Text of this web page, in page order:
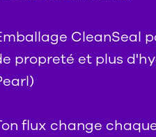
CleanSeal
propreté et plus
flux change